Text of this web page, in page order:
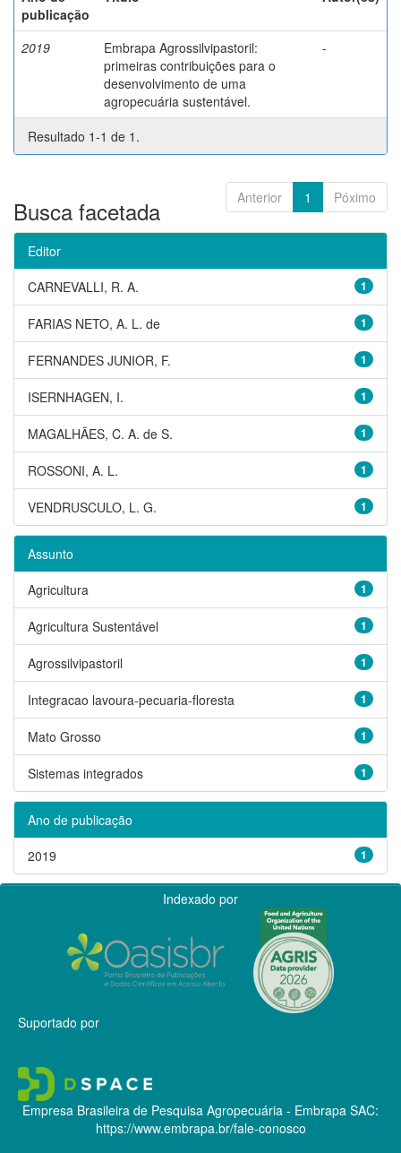
publicação
2019
Embrapa Agrossilvipastoril:
primeiras contribuições para o
desenvolvimento de uma
agropecuária sustentável.
-
Resultado 1-1 de 1.
Anterior 1 Póximo
Busca facetada
Editor
1
CARNEVALLI, R. A.
1
FARIAS NETO, A. L. de
1
FERNANDES JUNIOR, F.
1
ISERNHAGEN, I.
1
MAGALHÃES, C. A. de S.
1
ROSSONI, A. L.
1
VENDRUSCULO, L. G.
Assunto
1
Agricultura
1
Agricultura Sustentável
1
Agrossilvipastoril
1
Integracao lavoura-pecuaria-floresta
1
Mato Grosso
1
Sistemas integrados
Ano de publicação
1
2019
Indexado por
Suportado por
Empresa Brasileira de Pesquisa Agropecuária - Embrapa SAC:
https://www.embrapa.br/fale-conosco